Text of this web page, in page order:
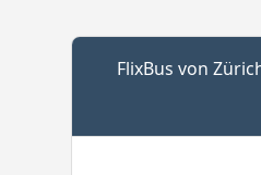
FlixBus von